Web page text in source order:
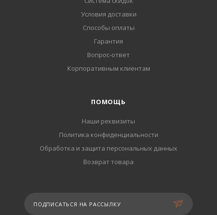
Условия доставки
Способы оплаты
Гарантия
Вопрос-ответ
Корпоративным клиентам
ПОМОЩЬ
Наши реквизиты
Политика конфиденциальности
Обработка и защита персональных данных
Возврат товара
ПОДПИСАТЬСЯ НА РАССЫЛКУ